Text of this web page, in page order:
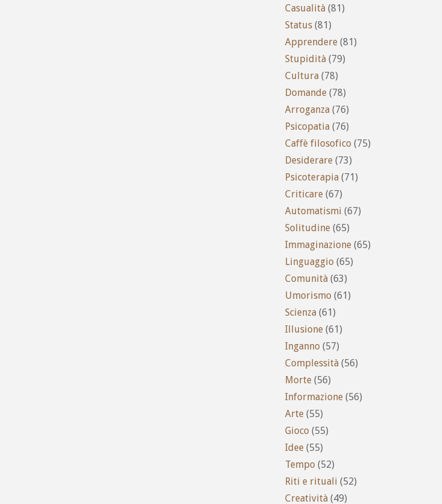
Casualità (81)
Status (81)
Apprendere (81)
Stupidità (79)
Cultura (78)
Domande (78)
Arroganza (76)
Psicopatia (76)
Caffè filosofico (75)
Desiderare (73)
Psicoterapia (71)
Criticare (67)
Automatismi (67)
Solitudine (65)
Immaginazione (65)
Linguaggio (65)
Comunità (63)
Umorismo (61)
Scienza (61)
Illusione (61)
Inganno (57)
Complessità (56)
Morte (56)
Informazione (56)
Arte (55)
Gioco (55)
Idee (55)
Tempo (52)
Riti e rituali (52)
Creatività (49)